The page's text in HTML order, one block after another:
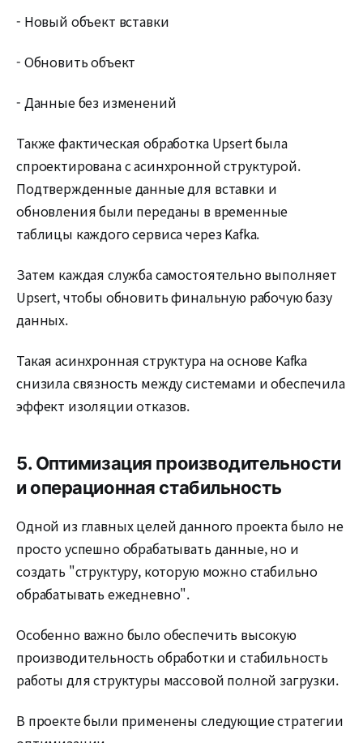
- Новый объект вставки
- Обновить объект
- Данные без изменений
Также фактическая обработка Upsert была
спроектирована с асинхронной структурой.
Подтвержденные данные для вставки и
обновления были переданы в временные
таблицы каждого сервиса через Kafka.
Затем каждая служба самостоятельно выполняет
Upsert, чтобы обновить финальную рабочую базу
данных.
Такая асинхронная структура на основе Kafka
снизила связность между системами и обеспечила
эффект изоляции отказов.
5. Оптимизация производительности
и операционная стабильность
Одной из главных целей данного проекта было не
просто успешно обрабатывать данные, но и
создать "структуру, которую можно стабильно
обрабатывать ежедневно".
Особенно важно было обеспечить высокую
производительность обработки и стабильность
работы для структуры массовой полной загрузки.
В проекте были применены следующие стратегии